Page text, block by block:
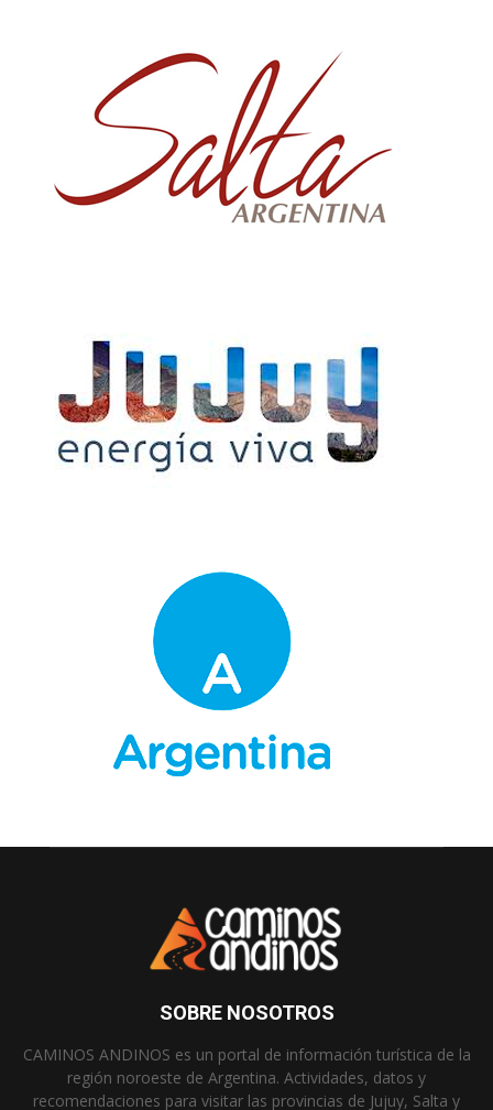
SOBRE NOSOTROS
CAMINOS ANDINOS es un portal de información turística de la
región noroeste de Argentina. Actividades, datos y
recomendaciones para visitar las provincias de Jujuy, Salta y